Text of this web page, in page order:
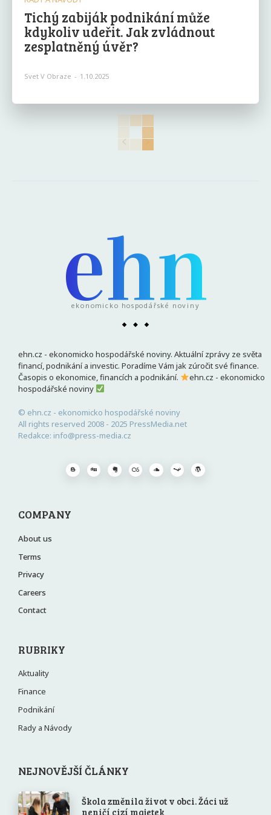
Tichý zabiják podnikání může
kdykoliv udeřit. Jak zvládnout
zesplatněný úvěr?
Svet V Obraze - 1.10.2025
ehn
ekonomicko hospodářské noviny
ehn.cz - ekonomicko hospodářské noviny. Aktuální zprávy ze světa
financí, podnikání a investic. Poradíme Vám jak zúročit své finance.
Časopis o ekonomice, financích a podnikání.
ehn.cz - ekonomicko
hospodářské noviny
© ehn.cz - ekonomicko hospodářské noviny
All rights reserved 2008 - 2025 PressMedia.net
Redakce: info@press-media.cz
COMPANY
About us
Terms
Privacy
Careers
Contact
RUBRIKY
Aktuality
Finance
Podnikání
Rady a Návody
NEJNOVĚJŠÍ ČLÁNKY
Škola změnila život v obci. Žáci už
neničí cizí majetek